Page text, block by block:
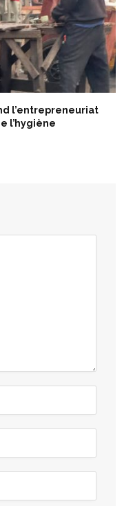
l’entrepreneuriat
l’hygiène